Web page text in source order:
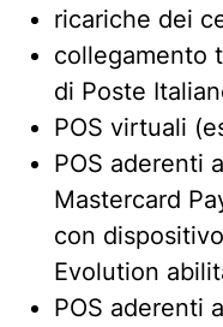
ricariche dei
collegamento
di Poste
POS virtuali
POS aderenti
Mastercard
con
Evolution
POS aderenti